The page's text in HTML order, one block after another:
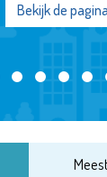
Bekijk de pagina